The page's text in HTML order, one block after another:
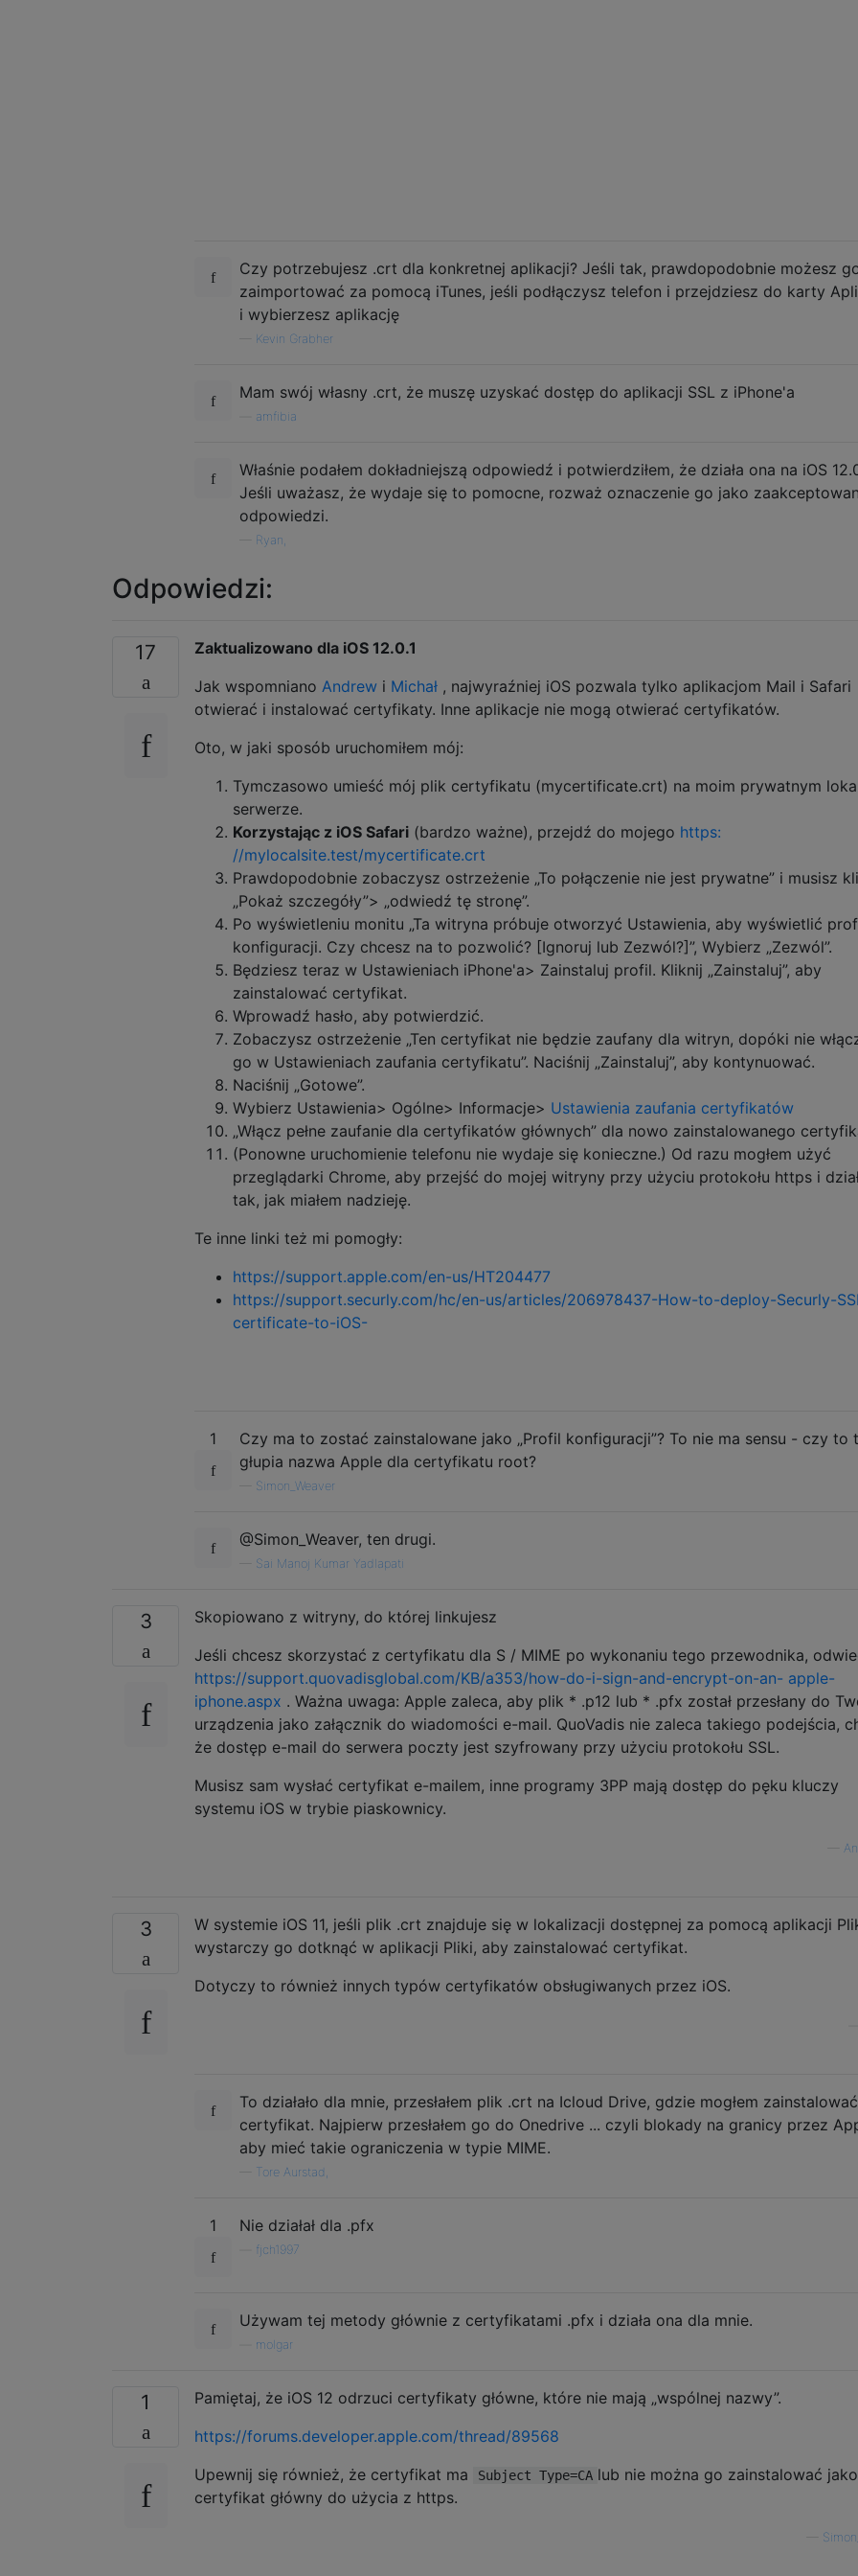
Czy potrzebujesz .crt dla konkretnej aplikacji? Jeśli tak, prawdopodobnie możesz
zaimportować za pomocą iTunes, jeśli podłączysz telefon i przejdziesz do karty
i wybierzesz aplikację
Kevin Grabher
Mam swój własny .crt, że muszę uzyskać dostęp do aplikacji SSL z iPhone'a
amfibia
Właśnie podałem dokładniejszą odpowiedź i potwierdziłem, że działa ona na iOS
Jeśli uważasz, że wydaje się to pomocne, rozważ oznaczenie go jako
odpowiedzi.
Ryan,
Odpowiedzi:
17
Zaktualizowano dla iOS 12.0.1
Jak wspomniano Andrew i Michał , najwyraźniej iOS pozwala tylko aplikacjom Mail i Safari
otwierać i instalować certyfikaty. Inne aplikacje nie mogą otwierać certyfikatów.
Oto, w jaki sposób uruchomiłem mój:
Tymczasowo umieść mój plik certyfikatu (mycertificate.crt) na moim prywatnym
serwerze.
Korzystając z iOS Safari (bardzo ważne), przejdź do mojego https:
//mylocalsite.test/mycertificate.crt
Prawdopodobnie zobaczysz ostrzeżenie „To połączenie nie jest prywatne” i musisz
„Pokaż szczegóły”> „odwiedź tę stronę”.
Po wyświetleniu monitu „Ta witryna próbuje otworzyć Ustawienia, aby wyświetlić
konfiguracji. Czy chcesz na to pozwolić? [Ignoruj ​​lub Zezwól?]”, Wybierz „Zezwól”.
Będziesz teraz w Ustawieniach iPhone'a> Zainstaluj profil. Kliknij „Zainstaluj”, aby
zainstalować certyfikat.
Wprowadź hasło, aby potwierdzić.
Zobaczysz ostrzeżenie „Ten certyfikat nie będzie zaufany dla witryn, dopóki nie
go w Ustawieniach zaufania certyfikatu”. Naciśnij „Zainstaluj”, aby kontynuować.
Naciśnij „Gotowe”.
Wybierz Ustawienia> Ogólne> Informacje> Ustawienia zaufania certyfikatów
„Włącz pełne zaufanie dla certyfikatów głównych” dla nowo zainstalowanego
(Ponowne uruchomienie telefonu nie wydaje się konieczne.) Od razu mogłem użyć
przeglądarki Chrome, aby przejść do mojej witryny przy użyciu protokołu https i
tak, jak miałem nadzieję.
Te inne linki też mi pomogły:
https://support.apple.com/en-us/HT204477
https://support.securly.com/hc/en-us/articles/206978437-How-to-deploy-Securly-
certificate-to-iOS-
1
Czy ma to zostać zainstalowane jako „Profil konfiguracji”? To nie ma sensu - czy to
głupia nazwa Apple dla certyfikatu root?
Simon_Weaver
@Simon_Weaver, ten drugi.
Sai Manoj Kumar Yadlapati
3
Skopiowano z witryny, do której linkujesz
Jeśli chcesz skorzystać z certyfikatu dla S / MIME po wykonaniu tego przewodnika,
https://support.quovadisglobal.com/KB/a353/how-do-i-sign-and-encrypt-on-an- apple-
iphone.aspx . Ważna uwaga: Apple zaleca, aby plik * .p12 lub * .pfx został przesłany do
urządzenia jako załącznik do wiadomości e-mail. QuoVadis nie zaleca takiego podejścia,
że dostęp e-mail do serwera poczty jest szyfrowany przy użyciu protokołu SSL.
Musisz sam wysłać certyfikat e-mailem, inne programy 3PP mają dostęp do pęku kluczy
systemu iOS w trybie piaskownicy.
3
W systemie iOS 11, jeśli plik .crt znajduje się w lokalizacji dostępnej za pomocą aplikacji
wystarczy go dotknąć w aplikacji Pliki, aby zainstalować certyfikat.
Dotyczy to również innych typów certyfikatów obsługiwanych przez iOS.
To działało dla mnie, przesłałem plik .crt na Icloud Drive, gdzie mogłem zainstalować
certyfikat. Najpierw przesłałem go do Onedrive ... czyli blokady na granicy przez
aby mieć takie ograniczenia w typie MIME.
Tore Aurstad,
1 Nie działał dla .pfx
fjch1997
Używam tej metody głównie z certyfikatami .pfx i działa ona dla mnie.
molgar
1
Pamiętaj, że iOS 12 odrzuci certyfikaty główne, które nie mają „wspólnej nazwy”.
https://forums.developer.apple.com/thread/89568
Upewnij się również, że certyfikat ma
Subject Type=CA lub nie można go zainstalować jako
certyfikat główny do użycia z https.